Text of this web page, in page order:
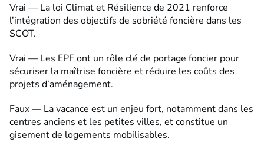
Vrai — La loi Climat et Résilience de 2021 renforce
l’intégration des objectifs de sobriété foncière dans les
SCOT.
Vrai — Les EPF ont un rôle clé de portage foncier pour
sécuriser la maîtrise foncière et réduire les coûts des
projets d’aménagement.
Faux — La vacance est un enjeu fort, notamment dans les
centres anciens et les petites villes, et constitue un
gisement de logements mobilisables.